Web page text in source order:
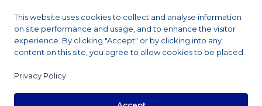
T (800) 343-4342 - T (617) 926-6666 - F (617) 926-
6262 -contact@pulpdent.com
FacebookInstagramLinkedIn
X YouTube
This website uses cookies to collect and analyse information
on site performance and usage, and to enhance the visitor
experience. By clicking "Accept" or by clicking into any
content on this site, you agree to allow cookies to be placed.
Privacy Policy